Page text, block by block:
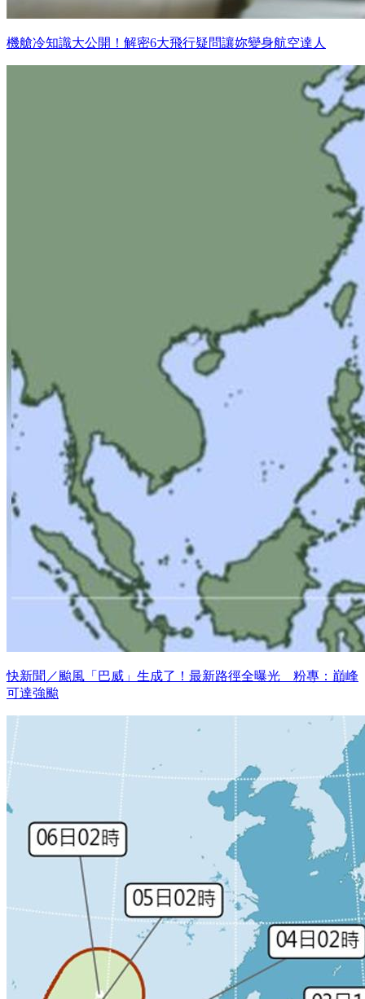
機艙冷知識大公開！解密6大飛行疑問讓妳變身航空達人
快新聞／颱風「巴威」生成了！最新路徑全曝光 粉專：巔峰
可達強颱